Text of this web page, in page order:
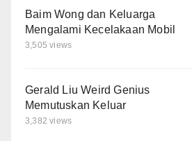
Baim Wong dan Keluarga
Mengalami Kecelakaan Mobil
3,505 views
Gerald Liu Weird Genius
Memutuskan Keluar
3,382 views